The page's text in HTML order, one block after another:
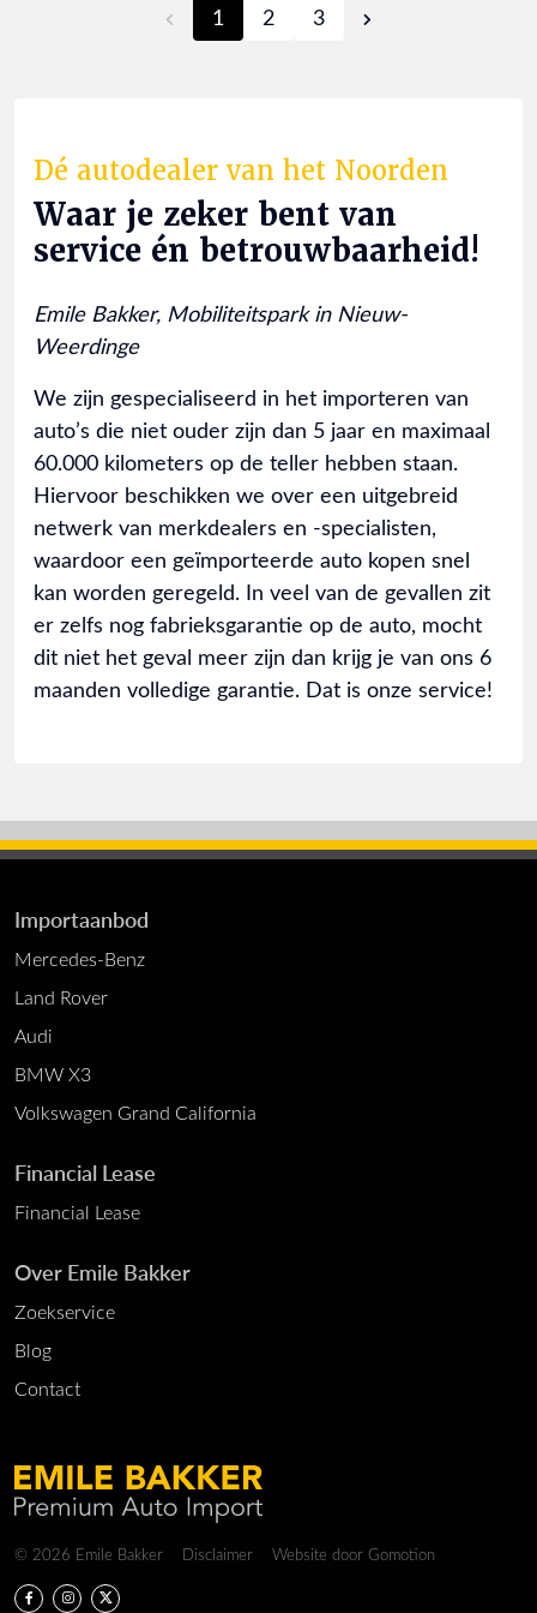
1 2 3
Dé autodealer van het Noorden
Waar je zeker bent van
service én betrouwbaarheid!
Emile Bakker, Mobiliteitspark in Nieuw-
Weerdinge
We zijn gespecialiseerd in het importeren van
auto’s die niet ouder zijn dan 5 jaar en maximaal
60.000 kilometers op de teller hebben staan.
Hiervoor beschikken we over een uitgebreid
netwerk van merkdealers en -specialisten,
waardoor een geïmporteerde auto kopen snel
kan worden geregeld. In veel van de gevallen zit
er zelfs nog fabrieksgarantie op de auto, mocht
dit niet het geval meer zijn dan krijg je van ons 6
maanden volledige garantie. Dat is onze service!
Importaanbod
Mercedes-Benz
Land Rover
Audi
BMW X3
Volkswagen Grand California
Financial Lease
Financial Lease
Over Emile Bakker
Zoekservice
Blog
Contact
Copyright navigation
© 2026 Emile Bakker Disclaimer Website door Gomotion